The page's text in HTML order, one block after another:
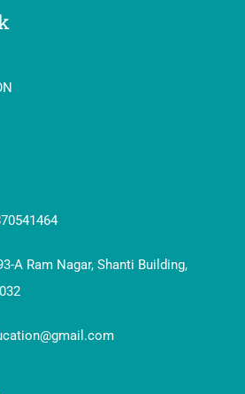
A Ram Nagar, Shanti Building,